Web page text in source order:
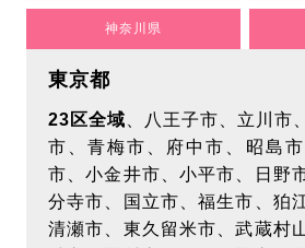
をご確認ください。
各種サービス提供のため
市場調査･お客様ご利用状況の分
各種サービス案内のため
お客様に提供するサービス向上･
関連情報のご案内を送付
【個人を特定しない属性情報・
び利用について】
神奈川県
東京都
23区全域 、八王子市、立川市
市、青梅市、府中市、昭島
市、小金井市、小平市、日野
分寺市、国立市、福生市、狛
清瀬市、東久留米市、武蔵村